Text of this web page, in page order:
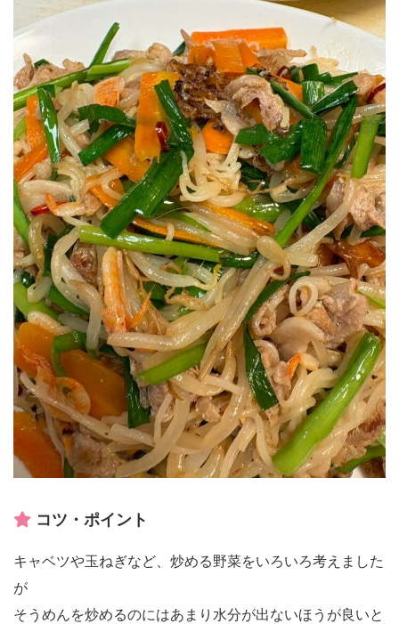
コツ・ポイント
キャベツや玉ねぎなど、炒める野菜をいろいろ考えました
が
そうめんを炒めるのにはあまり水分が出ないほうが良いと